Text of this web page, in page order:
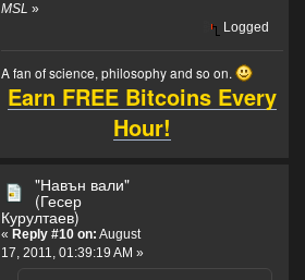
MSL »
Logged
A fan of science, philosophy and so on.
Earn FREE Bitcoins Every
Hour!
"Навън вали"
(Гесер
Курултаев)
« Reply #10 on: August
17, 2011, 01:39:19 AM »